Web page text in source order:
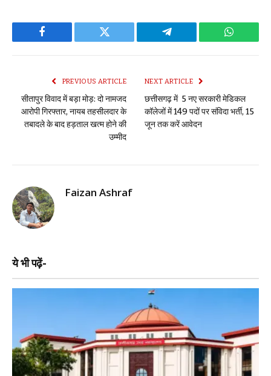
Facebook Twitter Telegram
PREVIOUS ARTICLE
सीतापुर विवाद में बड़ा मोड़: दो नामजद
आरोपी गिरफ्तार, नायब तहसीलदार के
तबादले के बाद हड़ताल खत्म होने की
उम्मीद
NEXT ARTICLE
छत्तीसगढ़ में 5 नए सरकारी मेडिकल
कॉलेजों में 149 पदों पर संविदा भर्ती, 15
जून तक करें आवेदन
Faizan Ashraf
ये भी पढ़ें-